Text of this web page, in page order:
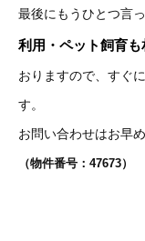
最後にもうひとつ言
利用・ペット飼育も
おりますので、すぐ
す。
お問い合わせはお早
（物件番号：47673）